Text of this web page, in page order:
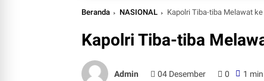
Beranda NASIONAL Kapolri Tiba-tiba Melawat ke
Kapolri Tiba-tiba
Admin 04 Desember 0 1